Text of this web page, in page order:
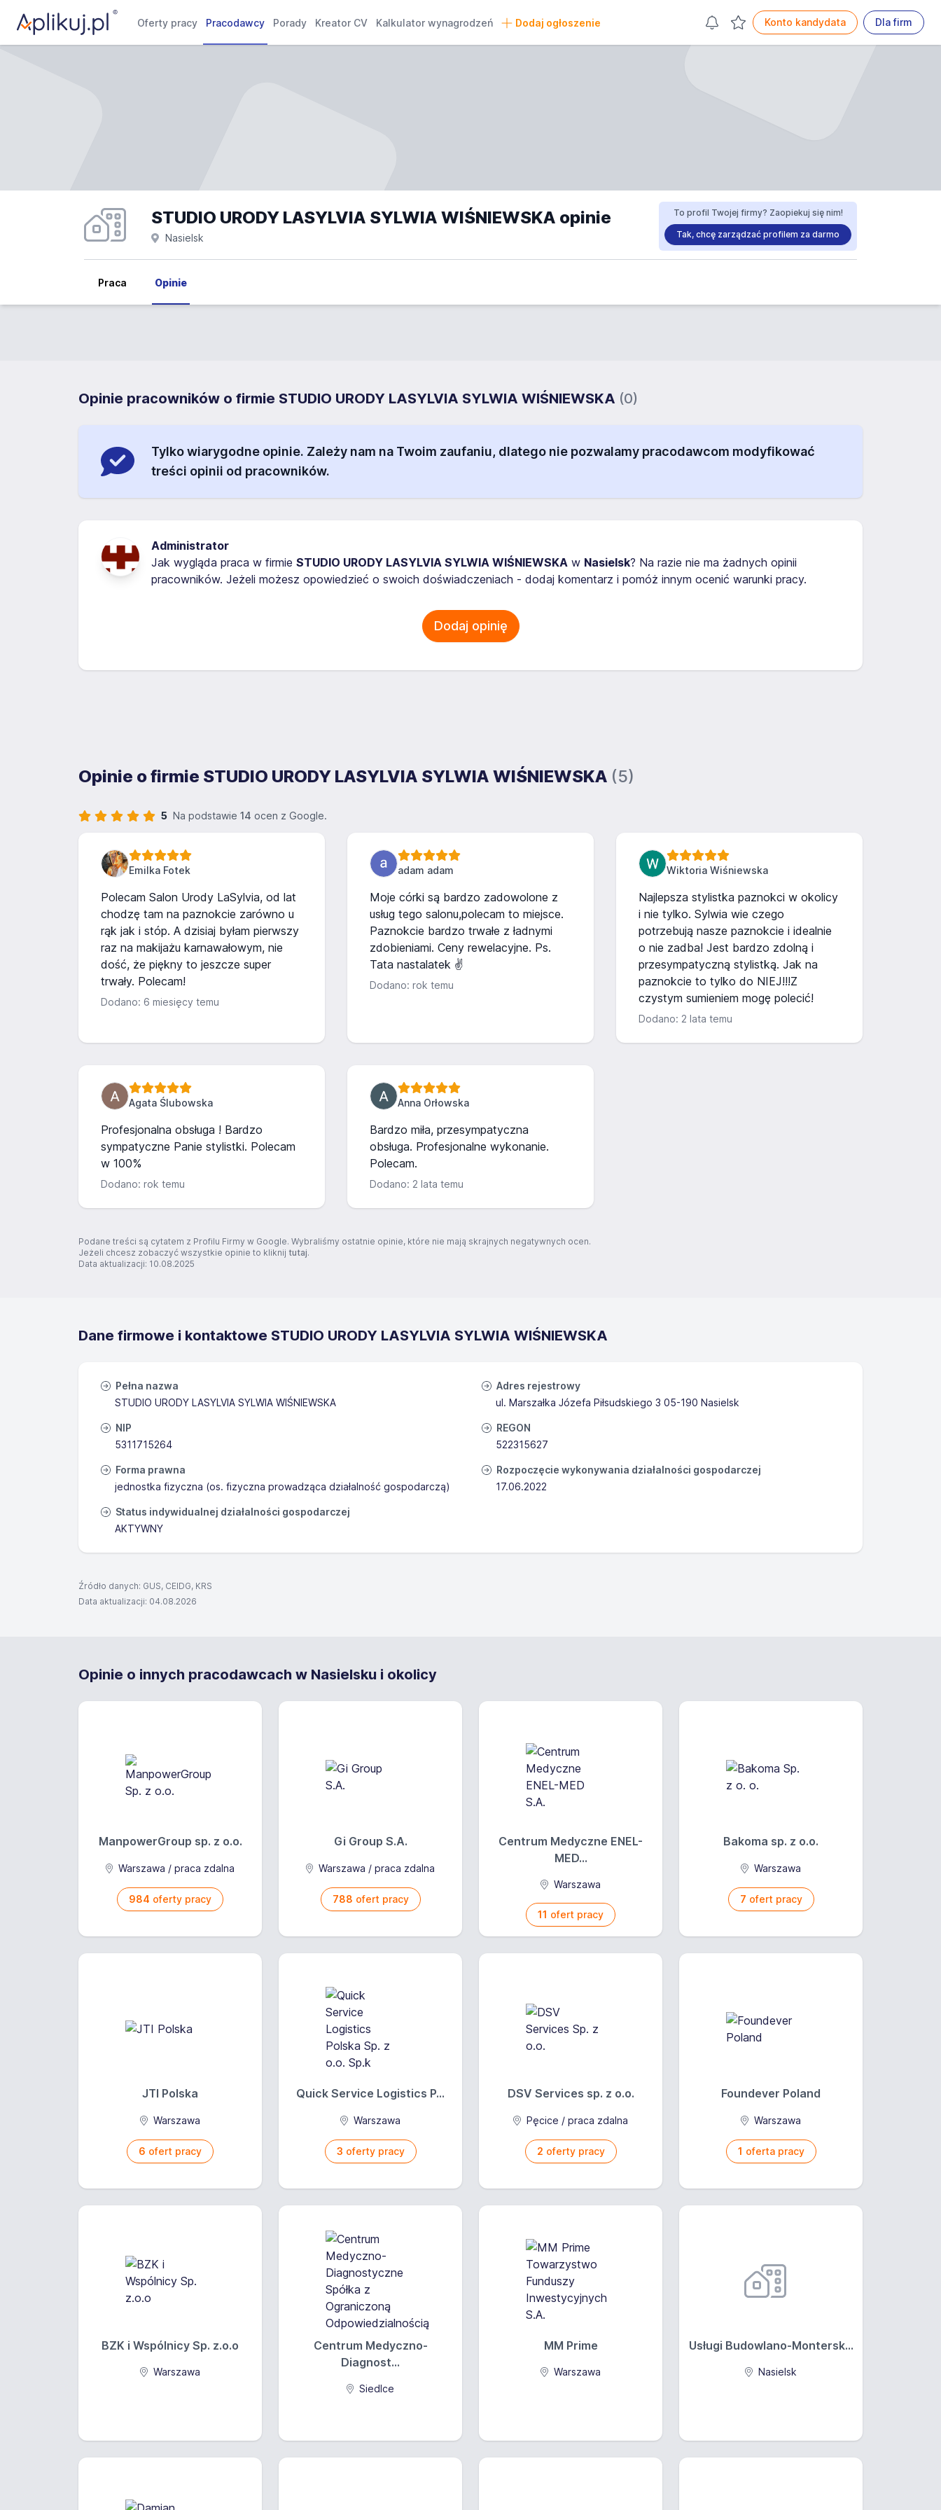
Oferty pracy Pracodawcy Porady Kreator CV Kalkulator wynagrodzeń Dodaj ogłoszenie Konto kandydata Dla firm
STUDIO URODY LASYLVIA SYLWIA WIŚNIEWSKA opinie
Nasielsk
To profil Twojej firmy? Zaopiekuj się nim!
Tak, chcę zarządzać profilem za darmo
Praca Opinie
Opinie pracowników o firmie STUDIO URODY LASYLVIA SYLWIA WIŚNIEWSKA (0)
Tylko wiarygodne opinie. Zależy nam na Twoim zaufaniu, dlatego nie pozwalamy pracodawcom modyfikować
treści opinii od pracowników.
Administrator
Jak wygląda praca w firmie STUDIO URODY LASYLVIA SYLWIA WIŚNIEWSKA w Nasielsk? Na razie nie ma żadnych opinii
pracowników. Jeżeli możesz opowiedzieć o swoich doświadczeniach - dodaj komentarz i pomóż innym ocenić warunki pracy.
Dodaj opinię
Opinie o firmie STUDIO URODY LASYLVIA SYLWIA WIŚNIEWSKA (5)
5 Na podstawie 14 ocen z Google.
Emilka Fotek
Polecam Salon Urody LaSylvia, od lat
chodzę tam na paznokcie zarówno u
rąk jak i stóp. A dzisiaj byłam pierwszy
raz na makijażu karnawałowym, nie
dość, że piękny to jeszcze super
trwały. Polecam!
Dodano: 6 miesięcy temu
adam adam
Moje córki są bardzo zadowolone z
usług tego salonu,polecam to miejsce.
Paznokcie bardzo trwałe z ładnymi
zdobieniami. Ceny rewelacyjne. Ps.
Tata nastalatek ✌️
Dodano: rok temu
Wiktoria Wiśniewska
Najlepsza stylistka paznokci w okolicy
i nie tylko. Sylwia wie czego
potrzebują nasze paznokcie i idealnie
o nie zadba! Jest bardzo zdolną i
przesympatyczną stylistką. Jak na
paznokcie to tylko do NIEJ!!!Z
czystym sumieniem mogę polecić!
Dodano: 2 lata temu
Agata Ślubowska
Profesjonalna obsługa ! Bardzo
sympatyczne Panie stylistki. Polecam
w 100%
Dodano: rok temu
Anna Orłowska
Bardzo miła, przesympatyczna
obsługa. Profesjonalne wykonanie.
Polecam.
Dodano: 2 lata temu
Podane treści są cytatem z Profilu Firmy w Google. Wybraliśmy ostatnie opinie, które nie mają skrajnych negatywnych ocen.
Jeżeli chcesz zobaczyć wszystkie opinie to kliknij tutaj.
Data aktualizacji: 10.08.2025
Dane firmowe i kontaktowe STUDIO URODY LASYLVIA SYLWIA WIŚNIEWSKA
Pełna nazwa
STUDIO URODY LASYLVIA SYLWIA WIŚNIEWSKA
Adres rejestrowy
ul. Marszałka Józefa Piłsudskiego 3 05-190 Nasielsk
NIP
5311715264
REGON
522315627
Forma prawna
jednostka fizyczna (os. fizyczna prowadząca działalność gospodarczą)
Rozpoczęcie wykonywania działalności gospodarczej
17.06.2022
Status indywidualnej działalności gospodarczej
AKTYWNY
Źródło danych: GUS, CEIDG, KRS
Data aktualizacji: 04.08.2026
Opinie o innych pracodawcach w Nasielsku i okolicy
ManpowerGroup sp. z o.o.
Warszawa / praca zdalna
984 oferty pracy
Gi Group S.A.
Warszawa / praca zdalna
788 ofert pracy
Centrum Medyczne ENEL-
MED...
Warszawa
11 ofert pracy
Bakoma sp. z o.o.
Warszawa
7 ofert pracy
JTI Polska
Warszawa
6 ofert pracy
Quick Service Logistics P...
Warszawa
3 oferty pracy
DSV Services sp. z o.o.
Pęcice / praca zdalna
2 oferty pracy
Foundever Poland
Warszawa
1 oferta pracy
BZK i Wspólnicy Sp. z.o.o
Warszawa
Centrum Medyczno-
Diagnost...
Siedlce
MM Prime
Warszawa
Usługi Budowlano-Montersk...
Nasielsk